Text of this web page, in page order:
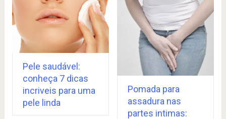
Pele saudável:
conheça 7 dicas
incriveis para uma
pele linda
Pomada para
assadura nas
partes intimas: